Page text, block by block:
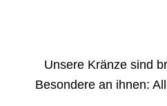
Unsere Kränze sind
Besondere an ihnen: